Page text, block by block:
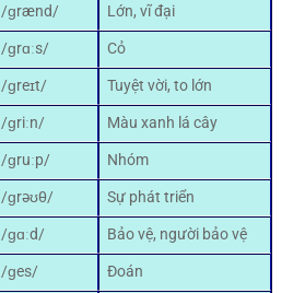
/ɡrænd/
Lớn, vĩ đại
/ɡrɑːs/
Cỏ
/ɡreɪt/
Tuyệt vời, to lớn
/ɡriːn/
Màu xanh lá cây
/ɡruːp/
Nhóm
/ɡrəʊθ/
Sự phát triển
/ɡɑːd/
Bảo vệ, người bảo vệ
/ɡes/ Đoán